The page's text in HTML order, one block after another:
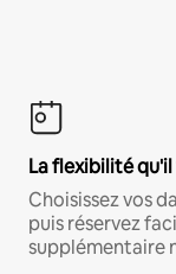
La flexibilité
Choisissez vos
puis réservez
supplémentaire